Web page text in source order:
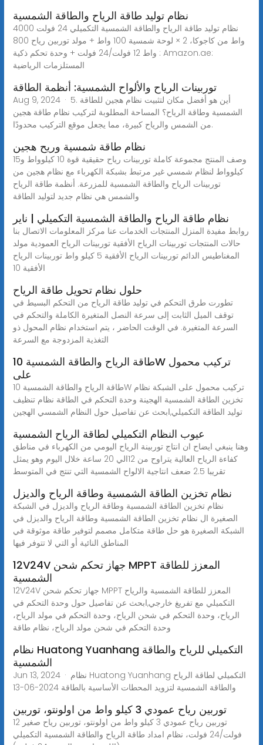
نظام توليد طاقة الرياح والطاقة الشمسية
نظام توليد طاقة الرياح والطاقة الشمسية التكميلي 24 فولت 4000
واط من كاجوكا، 2 × لوحة شمسية 100 واط + مولد توربين رياح 800
واط 12 فولت/24 فولت + وحدة تحكم ذكية : Amazon.ae:
المستلزمات الرياضية
توربينات الرياح والألواح الشمسية: أنظمة الطاقة
Aug 9, 2024 · 5. أين هو أفضل مكان لتثبيت نظام هجين للطاقة
الشمسية وطاقة الرياح؟ المساحة المطلوبة لتركيب نظام طاقة هجين
من الشمس والرياح كبيرة، مما يجعل موقع التركيب محدودًا.
نظام طاقة شمسية وريح هجين
وصف المنتج مجموعة كاملة توربينات رياح حقيقية قوة 10 كيلوواط و15
كيلوواط لنظام شمسي غير مرتبط بشبكة الكهرباء مع نظام هجين من
توربينات الرياح والطاقة الشمسية للمزرعة. أنظمة طاقة الرياح
والشمس هي نظام جديد لتوليد الطاقة
نظام طاقة الرياح والطاقة الشمسية التكميلي | ناير
روابط مفيدة المنزل المنتجات الخدمات عنا مركز المعلومات الاتصال بنا
حالات المنتجات توربينات الرياح الأفقية توربينات الرياح العمودية مولد
المغناطيس الدائم توربينات الرياح الأفقية 5 كيلو واط توربينات الرياح
الأفقية 10
حلول نظام تحويل طاقة الرياح
تطورت طرق التحكم في توليد طاقة الرياح من التحكم البسيط في
توقف الميل الثابت إلى سرعة النصل المتغيرة الكاملة والتحكم في
السرعة المتغيرة. في الوقت الحاضر ، يتم استخدام نظام المحول ذو
التغذية المزدوجة مع السرعة
طاقة الرياح والطاقة الشمسية 10W تركيب محمول
على
طاقة الرياح والطاقة الشمسية 10W تركيب محمول على الشبكة نظام
تخزين الطاقة الشمسية الهجينة وحدة التحكم في الطاقة نظام تنظيف
توليد الطاقة التكميلي,ابحث عن تفاصيل حول النظام الشمسي الهجين
عيوب النظام التكميلي لطاقة الرياح الشمسية
وهنا ينبغي ايضاح ان انتاج توربينة الرياح اليومي من الكهرباء في مناطق
كفاءة الرياح العالية يتراوح من 12الي 20 ساعة خلال اليوم وهو يمثل
تقريبا 2.5 ضعف انتاجية الالواح الشمسية التي تنتج في المتوسط
نظام تخزين الطاقة الشمسية وطاقة الرياح والديزل
نظام تخزين الطاقة الشمسية وطاقة الرياح والديزل في الشبكة
الصغيرة ال نظام تخزين الطاقة الشمسية وطاقة الرياح والديزل في
الشبكة الصغيرة هو حل طاقة متكامل مصمم لتوفير طاقة موثوقة في
المناطق النائية أو التي لا تتوفر فيها
12V24V جهاز تحكم شحن MPPT المعزز للطاقة
الشمسية
12V24V جهاز تحكم شحن MPPT المعزز للطاقة الشمسية والرياح
التكميلي مع تفريغ خارجي,ابحث عن تفاصيل حول وحدة التحكم في
الرياح، وحدة التحكم في شحن الرياح، وحدة التحكم في مولد الرياح،
وحدة التحكم في شحن مولد الرياح، نظام طاقة
نظام Huatong Yuanhang التكميلي للرياح والطاقة
الشمسية
Jun 13, 2024 · نظام Huatong Yuanhang التكميلي لطاقة الرياح
والطاقة الشمسية لتزويد المحطات الأساسية بالطاقة 2024-06-13
توربين رياح عمودي 3 كيلو واط من اولونتو، توربين
توربين رياح عمودي 3 كيلو واط من اولونتو، توربين رياح صغير 12
فولت/24 فولت، نظام امداد طاقة الرياح والطاقة الشمسية التكميلي